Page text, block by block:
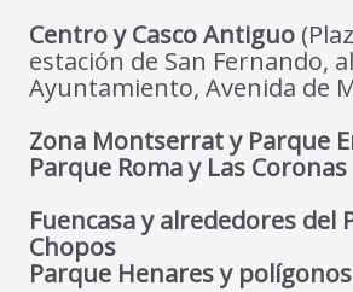
Centro y Casco Antiguo
estación de San Fernando,
Ayuntamiento, Avenida de
Zona Montserrat y Parque
Parque Roma y Las Coronas
Fuencasa y alrededores del
Chopos
Parque Henares y